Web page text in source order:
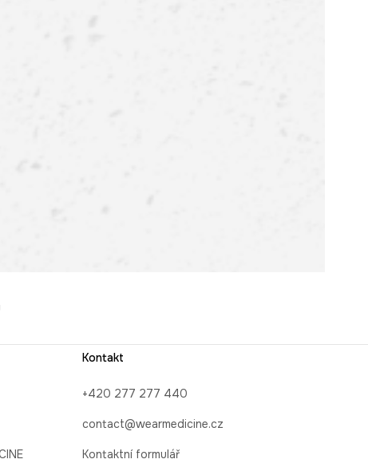
Kontakt
+420 277 277 440
contact@wearmedicine.cz
Kontaktní formulář